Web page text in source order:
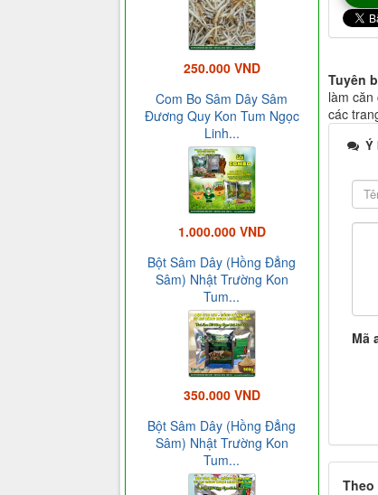
Tuyên
làm
các
Ý
Mã
250.000 VND
Com Bo Sâm Dây Sâm
Đương Quy Kon Tum Ngọc
Linh...
1.000.000 VND
Bột Sâm Dây (Hồng Đẳng
Sâm) Nhật Trường Kon
Tum...
350.000 VND
Bột Sâm Dây (Hồng Đẳng
Sâm) Nhật Trường Kon
Tum...